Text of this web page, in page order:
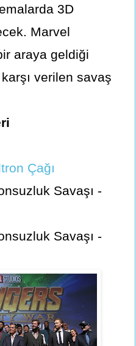
3D
Marvel
araya geldiği
verilen savaş
Çağı
Savaşı -
Savaşı -